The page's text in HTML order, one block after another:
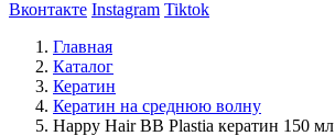
Вконтакте Instagram Tiktok
Главная
Каталог
Кератин
Кератин на среднюю волну
Happy Hair BB Plastia кератин 150 мл